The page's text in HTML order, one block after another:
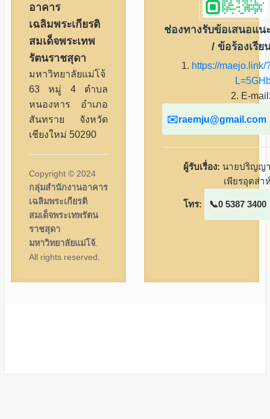
อาคาร
เฉลิมพระเกียรติ
สมเด็จพระเทพ
รัตนราชสุดา
มหาวิทยาลัยแม่โจ้
63 หมู่ 4 ตำบล
หนองหาร อำเภอ
สันทราย จังหวัด
เชียงใหม่ 50290
Copyright © 2024
กลุ่มสำนักงานอาคาร
เฉลิมพระเกียรติ
สมเด็จพระเทพรัตน
ราชสุดา
มหาวิทยาลัยแม่โจ้
All rights reserved.
ช่องทางรับข้อเสนอแน
/ ข้อร้องเรีย
1. https://maejo.link/
2. E-
raemju@gmail.com
ผู้รับเรื่อง: นายปริญญ
เพียรอุตส่า
โทร: 0 5387 3400